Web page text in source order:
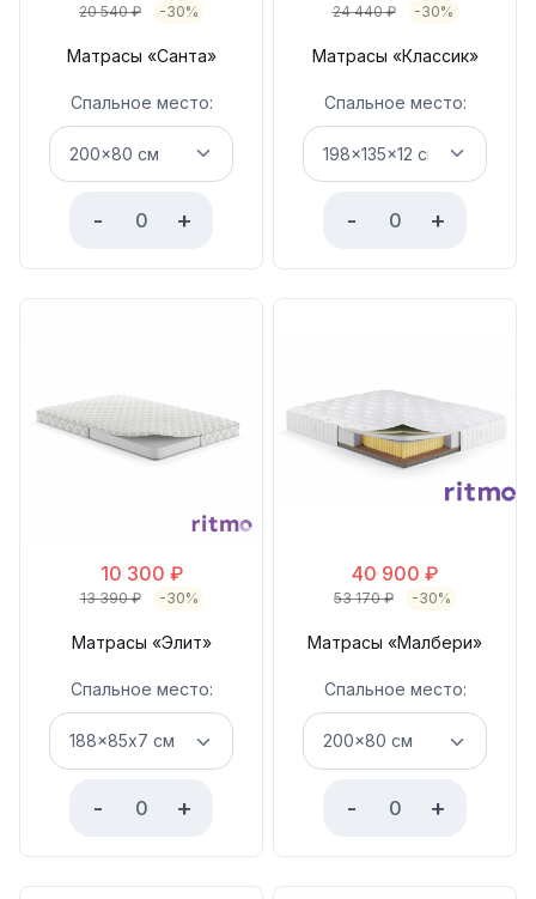
20 540₽ -30%
Матрасы «Санта»
Спальное место:
- +
24 440₽ -30%
Матрасы «Классик»
Спальное место:
- +
10 300 ₽
13 390₽ -30%
Матрасы «Элит»
Спальное место:
- +
40 900 ₽
53 170₽ -30%
Матрасы «Малбери»
Спальное место:
- +